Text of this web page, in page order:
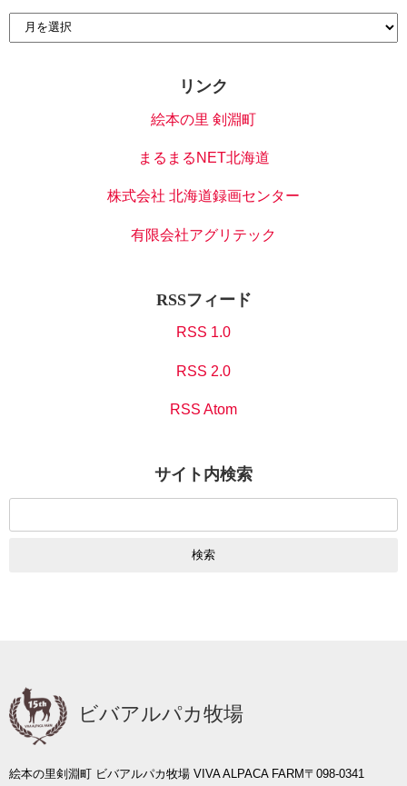
リンク
絵本の里 剣淵町
まるまるNET北海道
株式会社 北海道録画センター
有限会社アグリテック
RSSフィード
RSS 1.0
RSS 2.0
RSS Atom
サイト内検索
ビバアルパカ牧場
絵本の里剣淵町 ビバアルパカ牧場 VIVA ALPACA FARM〒098-0341